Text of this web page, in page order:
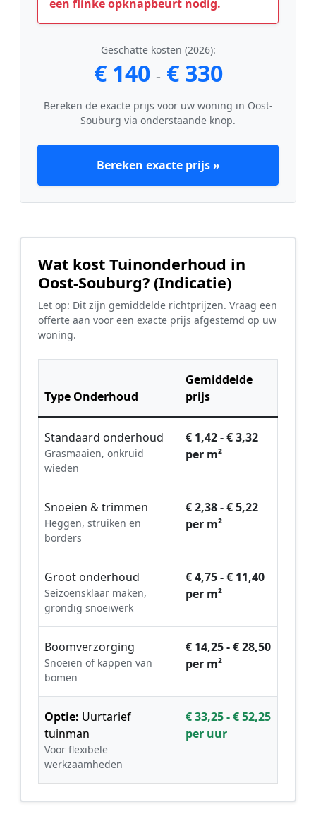
een flinke opknapbeurt nodig.
Geschatte kosten (2026):
€ 140 - € 330
Bereken de exacte prijs voor uw woning in Oost-
Souburg via onderstaande knop.
Bereken exacte prijs »
Wat kost Tuinonderhoud in
Oost-Souburg? (Indicatie)
Let op: Dit zijn gemiddelde richtprijzen. Vraag een
offerte aan voor een exacte prijs afgestemd op uw
woning.
Type Onderhoud
Gemiddelde
prijs
Standaard onderhoud
Grasmaaien, onkruid
wieden
€ 1,42 - € 3,32
per m²
Snoeien & trimmen
Heggen, struiken en
borders
€ 2,38 - € 5,22
per m²
Groot onderhoud
Seizoensklaar maken,
grondig snoeiwerk
€ 4,75 - € 11,40
per m²
Boomverzorging
Snoeien of kappen van
bomen
€ 14,25 - € 28,50
per m²
Optie: Uurtarief
tuinman
Voor flexibele
werkzaamheden
€ 33,25 - € 52,25
per uur